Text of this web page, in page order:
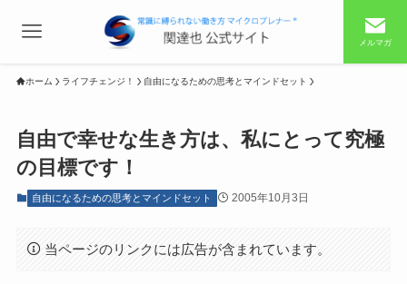
メルマガ
ホーム ライフチェンジ！ 自由になるための思考とマインドセット
自由で幸せな生き方は、私にとって究極
の目標です！
自由になるための思考とマインドセット 2005年10月3日
当ページのリンクには広告が含まれています。